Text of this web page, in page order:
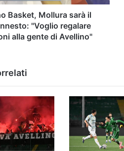
Basket, Mollura sarà il
"Voglio regalare
alla gente di Avellino"